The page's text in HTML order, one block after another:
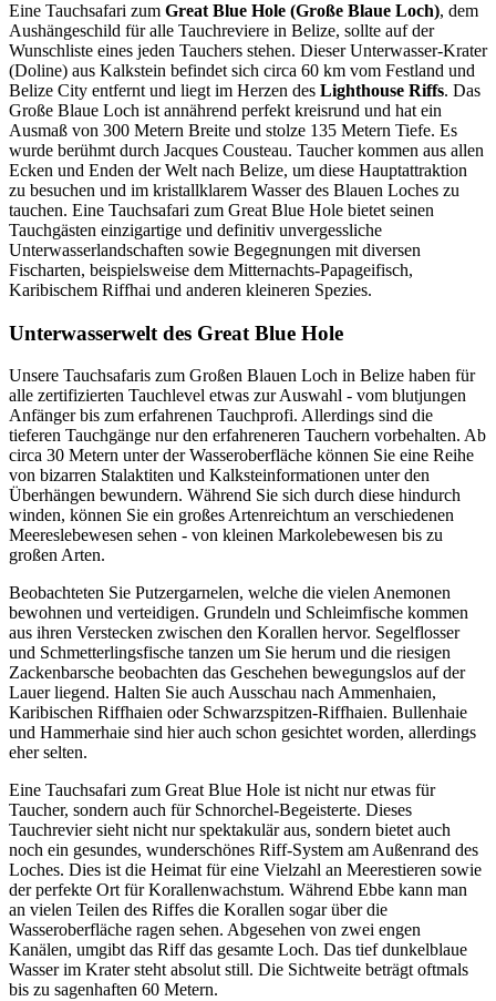
Eine Tauchsafari zum Great Blue Hole (Große Blaue Loch), dem
Aushängeschild für alle Tauchreviere in Belize, sollte auf der
Wunschliste eines jeden Tauchers stehen. Dieser Unterwasser-Krater
(Doline) aus Kalkstein befindet sich circa 60 km vom Festland und
Belize City entfernt und liegt im Herzen des Lighthouse Riffs. Das
Große Blaue Loch ist annährend perfekt kreisrund und hat ein
Ausmaß von 300 Metern Breite und stolze 135 Metern Tiefe. Es
wurde berühmt durch Jacques Cousteau. Taucher kommen aus allen
Ecken und Enden der Welt nach Belize, um diese Hauptattraktion
zu besuchen und im kristallklarem Wasser des Blauen Loches zu
tauchen. Eine Tauchsafari zum Great Blue Hole bietet seinen
Tauchgästen einzigartige und definitiv unvergessliche
Unterwasserlandschaften sowie Begegnungen mit diversen
Fischarten, beispielsweise dem Mitternachts-Papageifisch,
Karibischem Riffhai und anderen kleineren Spezies.
Unterwasserwelt des Great Blue Hole
Unsere Tauchsafaris zum Großen Blauen Loch in Belize haben für
alle zertifizierten Tauchlevel etwas zur Auswahl - vom blutjungen
Anfänger bis zum erfahrenen Tauchprofi. Allerdings sind die
tieferen Tauchgänge nur den erfahreneren Tauchern vorbehalten. Ab
circa 30 Metern unter der Wasseroberfläche können Sie eine Reihe
von bizarren Stalaktiten und Kalksteinformationen unter den
Überhängen bewundern. Während Sie sich durch diese hindurch
winden, können Sie ein großes Artenreichtum an verschiedenen
Meereslebewesen sehen - von kleinen Markolebewesen bis zu
großen Arten.
Beobachteten Sie Putzergarnelen, welche die vielen Anemonen
bewohnen und verteidigen. Grundeln und Schleimfische kommen
aus ihren Verstecken zwischen den Korallen hervor. Segelflosser
und Schmetterlingsfische tanzen um Sie herum und die riesigen
Zackenbarsche beobachten das Geschehen bewegungslos auf der
Lauer liegend. Halten Sie auch Ausschau nach Ammenhaien,
Karibischen Riffhaien oder Schwarzspitzen-Riffhaien. Bullenhaie
und Hammerhaie sind hier auch schon gesichtet worden, allerdings
eher selten.
Eine Tauchsafari zum Great Blue Hole ist nicht nur etwas für
Taucher, sondern auch für Schnorchel-Begeisterte. Dieses
Tauchrevier sieht nicht nur spektakulär aus, sondern bietet auch
noch ein gesundes, wunderschönes Riff-System am Außenrand des
Loches. Dies ist die Heimat für eine Vielzahl an Meerestieren sowie
der perfekte Ort für Korallenwachstum. Während Ebbe kann man
an vielen Teilen des Riffes die Korallen sogar über die
Wasseroberfläche ragen sehen. Abgesehen von zwei engen
Kanälen, umgibt das Riff das gesamte Loch. Das tief dunkelblaue
Wasser im Krater steht absolut still. Die Sichtweite beträgt oftmals
bis zu sagenhaften 60 Metern.